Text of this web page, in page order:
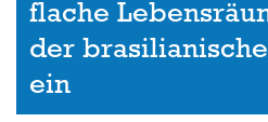
flache
der
ein